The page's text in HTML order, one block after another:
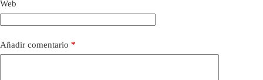
Web
Añadir comentario *